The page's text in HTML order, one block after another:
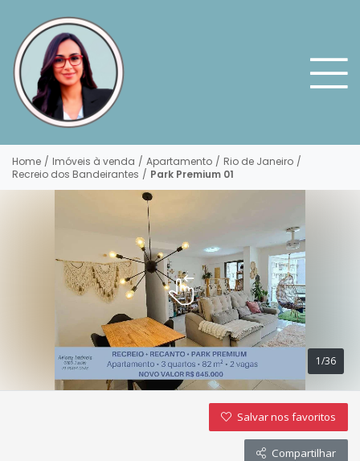
Home / Imóveis à venda / Apartamento / Rio de Janeiro /
Recreio dos Bandeirantes / Park Premium 01
1/36
Salvar nos favoritos
Compartilhar